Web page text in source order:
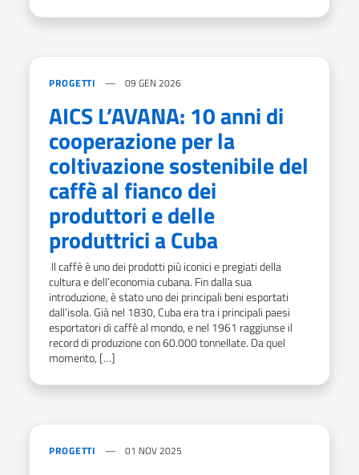
PROGETTI 09 GEN 2026
AICS L’AVANA: 10 anni di
cooperazione per la
coltivazione sostenibile del
caffè al fianco dei
produttori e delle
produttrici a Cuba
Il caffè è uno dei prodotti più iconici e pregiati della
cultura e dell’economia cubana. Fin dalla sua
introduzione, è stato uno dei principali beni esportati
dall’isola. Già nel 1830, Cuba era tra i principali paesi
esportatori di caffè al mondo, e nel 1961 raggiunse il
record di produzione con 60.000 tonnellate. Da quel
momento, […]
PROGETTI 01 NOV 2025